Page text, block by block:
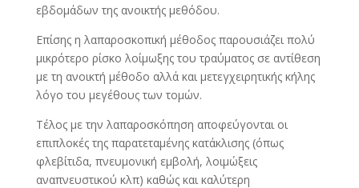
εβδομάδων της ανοικτής μεθόδου.
Επίσης η λαπαροσκοπική μέθοδος παρουσιάζει πολύ
μικρότερο ρίσκο λοίμωξης του τραύματος σε αντίθεση
με τη ανοικτή μέθοδο αλλά και μετεγχειρητικής κήλης
λόγο του μεγέθους των τομών.
Τέλος με την λαπαροσκόπηση αποφεύγονται οι
επιπλοκές της παρατεταμένης κατάκλισης (όπως
φλεβίτιδα, πνευμονική εμβολή, λοιμώξεις
αναπνευστικού κλπ) καθώς και καλύτερη